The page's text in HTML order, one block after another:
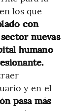
los que
con
nuevas
humano
y en el
pasa más